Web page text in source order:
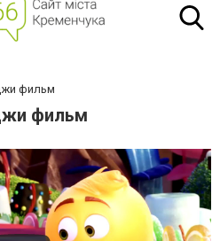
фильм
фильм